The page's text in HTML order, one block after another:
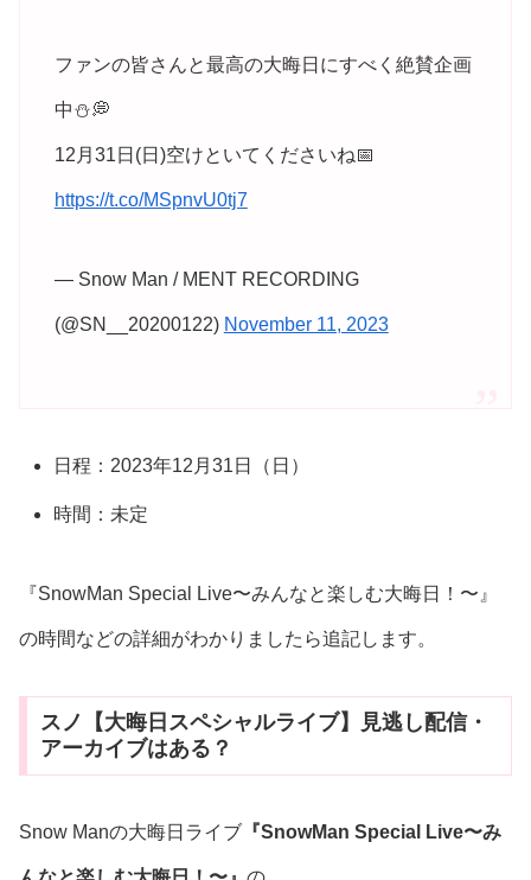
ファンの皆さんと最高の大晦日にすべく絶賛企画
中⛄️💭
12月31日(日)空けといてくださいね📅
https://t.co/MSpnvU0tj7
— Snow Man / MENT RECORDING
(@SN__20200122) November 11, 2023
日程：2023年12月31日（日）
時間：未定
『SnowMan Special Live〜みんなと楽しむ大晦日！〜』
の時間などの詳細がわかりましたら追記します。
スノ【大晦日スペシャルライブ】見逃し配信・
アーカイブはある？
Snow Manの大晦日ライブ 『SnowMan Special Live〜み